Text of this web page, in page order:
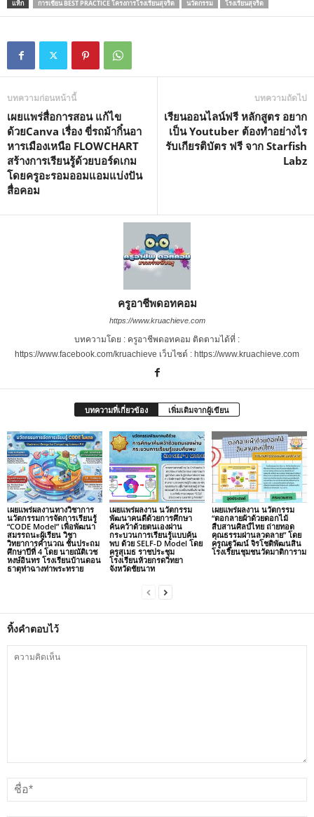
แท็ก การเขียน BEST PRACTICE โครงการโรงเรียนสุจริต นวัตกรรม โรงเรียนสุจริต
บทความก่อนหน้านี้
เผยแพร่สื่อการสอน แก้ไข
ด้วยCanva เรื่อง ขี่รถม้ากิ๋นอา
หารเมืองเหนือ FLOWCHART
สร้างการเรียนรู้ด้วยบอร์ดเกม
โดยครูอะรอมออมแอมแบ่งปัน
สื่อคอม
บทความถัดไป
เรียนออนไลน์ฟรี หลักสูตร อยาก
เป็น Youtuber ต้องทำอย่างไร
รับเกียรติบัตร ฟรี จาก Starfish
Labz
ครูอาชีพดอทคอม
https://www.kruachieve.com
บทความโดย : ครูอาชีพดอทคอม ติดตามได้ที่ :
https://www.facebook.com/kruachieve เว็บไซต์ : https://www.kruachieve.com
บทความที่เกี่ยวข้อง เพิ่มเติมจากผู้เขียน
เผยแพร่ผลงานทางวิชาการ
นวัตกรรมการจัดการเรียนรู้
“CODE Model” เพื่อพัฒนา
สมรรถนะผู้เรียน วิชา
วิทยาการคำนวณ ชั้นประถม
ศึกษาปีที่ 4 โดย นายณัติเวช
หงษ์อินทร โรงเรียนบ้านดอน
ธาตุท่าฉางท่าพระทราย
เผยแพร่ผลงาน นวัตกรรม
พัฒนาคนดีด้วยการศึกษา
ค้นคว้าด้วยตนเองผ่าน
กระบวนการเรียนรู้แบบค้น
พบ ด้วย SELF-D Model โดย
ครูสุเมธ ราชประชุม
โรงเรียนห้วยกรดวิทยา
จังหวัดชัยนาท
เผยแพร่ผลงาน นวัตกรรม
“ตอกลายผ้าด้วยดอกไม้
สืบสานศิลป์ไทย ถ่ายทอด
คุณธรรมผ่านลวดลาย” โดย
ครูณฐวัฒน์ จิรโชติพัฒนสิน
โรงเรียนชุมชนวัดมาติการาม
ทิ้งคำตอบไว้